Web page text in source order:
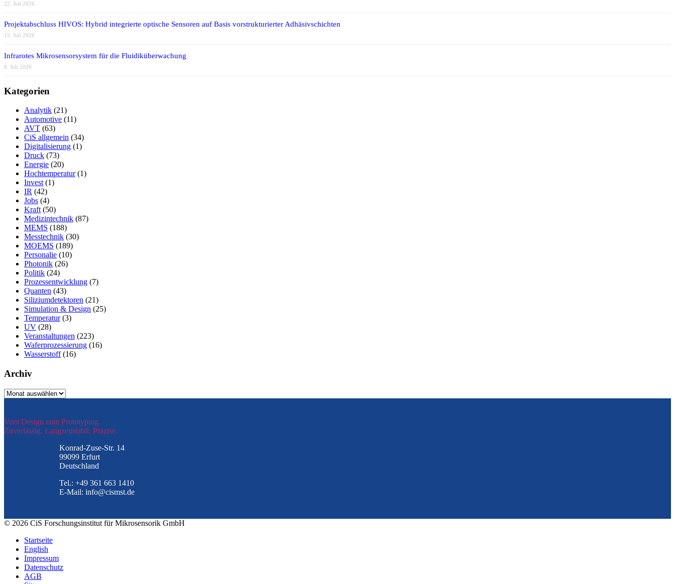
22. Juli 2026
Projektabschluss HIVOS: Hybrid integrierte optische Sensoren auf Basis vorstrukturierter Adhäsivschichten
15. Juli 2026
Infrarotes Mikrosensorsystem für die Fluidiküberwachung
8. Juli 2026
Kategorien
Analytik (21)
Automotive (11)
AVT (63)
CiS allgemein (34)
Digitalisierung (1)
Druck (73)
Energie (20)
Hochtemperatur(1)
Invest (1)
IR (42)
Jobs (4)
Kraft (50)
Medizintechnik (87)
MEMS (188)
Messtechnik (30)
MOEMS (189)
Personalie (10)
Photonik (26)
Politik (24)
Prozessentwicklung (7)
Quanten (43)
Siliziumdetektoren (21)
Simulation & Design (25)
Temperatur(3)
UV (28)
Veranstaltungen (223)
Waferprozessierung (16)
Wasserstoff(16)
Archiv
Archiv
Vom Design zum Prototyping.
Zuverlässig. Langzeitstabil. Präzise.
Konrad-Zuse-Str. 14
99099 Erfurt
Deutschland
Tel.: +49 361 663 1410
E-Mail: info@cismst.de
© 2026 CiS Forschungsinstitut für Mikrosensorik GmbH
Startseite
English
Impressum
Datenschutz
AGB